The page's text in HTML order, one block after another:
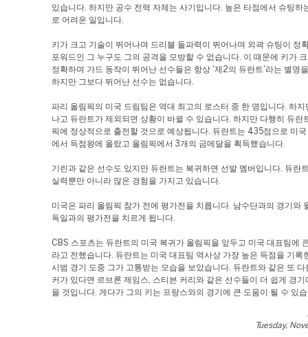
있습니다. 하지만 공수 전력 자체는 사기입니다. 높은 타점에서 슈팅하
로 어려운 일입니다.
키가 크고 기술이 뛰어나며 드리블 돌파력이 뛰어나며 외곽 슈팅이 정
포워드인 그 누구도 그의 공격을 모방할 수 없습니다. 이 때문에 키가
정확하며 가드 동작이 뛰어난 선수들은 항상 '제2의 듀란트'라는 별명
하지만 그보다 뛰어난 선수는 없습니다.
파리 올림픽의 미국 드림팀은 역대 최고의 로스터 중 한 명입니다. 하지
나고 듀란트가 제외되면 상황이 바뀔 수 있습니다. 하지만 다행히 듀란
픽에 정상적으로 출전할 것으로 예상됩니다. 듀란트는 435점으로 미
에서 득점왕에 올랐고 올림픽에서 3개의 금메달을 획득했습니다.
기린과 같은 선수도 있지만 듀란트는 복귀하면 선발 멤버입니다. 듀란
실력뿐만 아니라 많은 경험을 가지고 있습니다.
미국은 파리 올림픽 참가 전에 평가전을 치릅니다. 남수단과의 경기와
독일과의 평가전을 치르게 됩니다.
CBS 스포츠는 듀란트의 미국 복귀가 올림픽을 앞두고 미국 대표팀에
라고 전했습니다. 듀란트는 미국 대표팀 역사상 가장 높은 득점을 기록
시범 경기 도중 그가 고통받는 모습을 보았습니다. 듀란트와 같은 또 다
커가 있다면 르브론 제임스, 스티븐 커리와 같은 선수들이 더 쉽게 경기
을 것입니다. 게다가 그의 키는 프랑스와의 경기에 큰 도움이 될 수 있
Tuesday,